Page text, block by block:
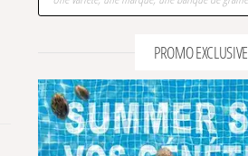
PROMO EXCLUSIVE